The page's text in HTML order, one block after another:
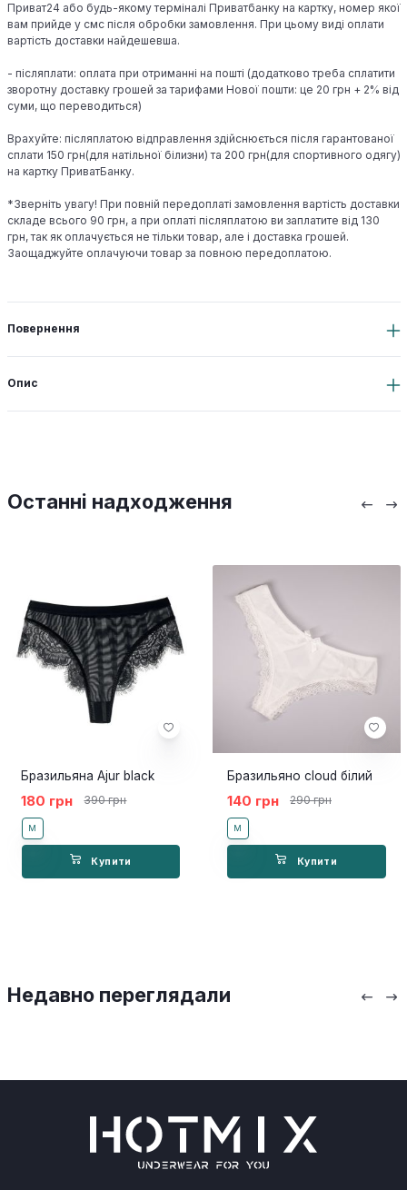
Приват24 або будь-якому терміналі Приватбанку на картку, номер якої
вам прийде у смс після обробки замовлення. При цьому виді оплати
вартість доставки найдешевша.
- післяплати: оплата при отриманні на пошті (додатково треба сплатити
зворотну доставку грошей за тарифами Нової пошти: це 20 грн + 2% від
суми, що переводиться)
Врахуйте: післяплатою відправлення здійснюється після гарантованої
сплати 150 грн(для натільної білизни) та 200 грн(для спортивного одягу)
на картку ПриватБанку.
*Зверніть увагу! При повній передоплаті замовлення вартість доставки
складе всього 90 грн, а при оплаті післяплатою ви заплатите від 130
грн, так як оплачується не тільки товар, але і доставка грошей.
Заощаджуйте оплачуючи товар за повною передоплатою.
Повернення
Опис
Останні надходження
Бразильяна Ajur black
180 грн 390 грн
M
Купити
Бразильяно cloud білий
140 грн 290 грн
M
Купити
Недавно переглядали